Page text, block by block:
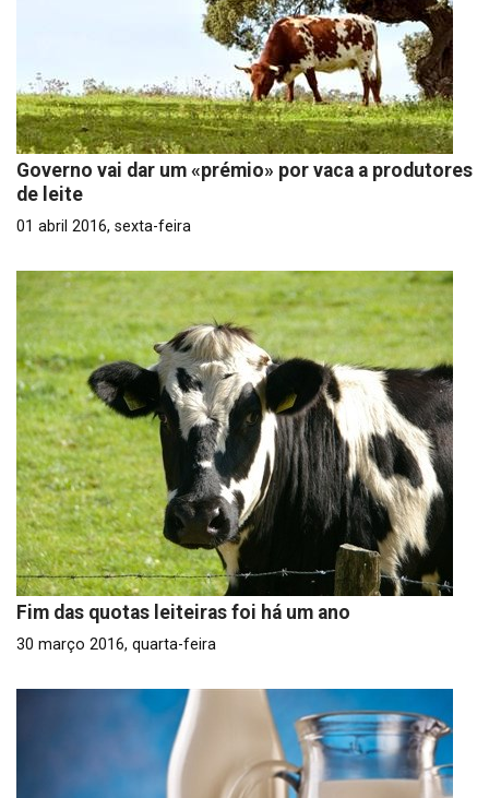
Governo vai dar um «prémio» por vaca a produtores
de leite
01 abril 2016, sexta-feira
Fim das quotas leiteiras foi há um ano
30 março 2016, quarta-feira